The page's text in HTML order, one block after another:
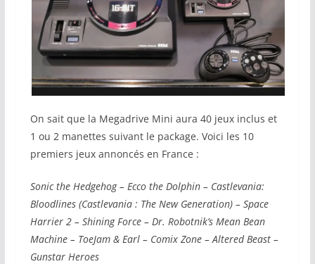
On sait que la Megadrive Mini aura 40 jeux inclus et
1 ou 2 manettes suivant le package. Voici les 10
premiers jeux annoncés en France :
Sonic the Hedgehog – Ecco the Dolphin – Castlevania:
Bloodlines (Castlevania : The New Generation) – Space
Harrier 2 – Shining Force – Dr. Robotnik’s Mean Bean
Machine – ToeJam & Earl – Comix Zone – Altered Beast –
Gunstar Heroes